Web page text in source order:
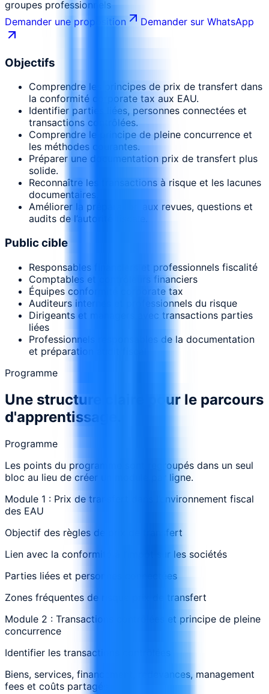
groupes professionnels
Demander une proposition
Demander sur WhatsApp
Objectifs
Comprendre les principes de prix de transfert dans
la conformité corporate tax aux EAU.
Identifier parties liées, personnes connectées et
transactions contrôlées.
Comprendre le principe de pleine concurrence et
les méthodes courantes.
Préparer une documentation prix de transfert plus
solide.
Reconnaître les transactions à risque et les lacunes
documentaires.
Améliorer la préparation aux revues, questions et
audits de l’autorité fiscale.
Public cible
Responsables financiers et professionnels fiscalité
Comptables et contrôleurs financiers
Équipes conformité corporate tax
Auditeurs internes et professionnels du risque
Dirigeants et managers avec transactions parties
liées
Professionnels responsables de la documentation
et préparation audit fiscal
Programme
Une structure claire pour le parcours
d'apprentissage.
Programme
Les points du programme sont regroupés dans un seul
bloc au lieu de créer un module par ligne.
Module 1 : Prix de transfert dans l’environnement fiscal
des EAU
Objectif des règles de prix de transfert
Lien avec la conformité à l’impôt sur les sociétés
Parties liées et personnes connectées
Zones fréquentes de risque prix de transfert
Module 2 : Transactions contrôlées et principe de pleine
concurrence
Identifier les transactions contrôlées
Biens, services, financement, redevances, management
fees et coûts partagés